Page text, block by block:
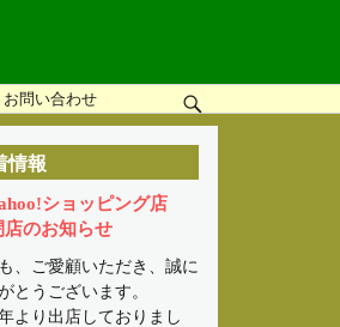
お問い合わせ
情報
ショッピング店
店のお知らせ
、ご愛顧いただき、誠に
とうございます。
より出店しておりまし